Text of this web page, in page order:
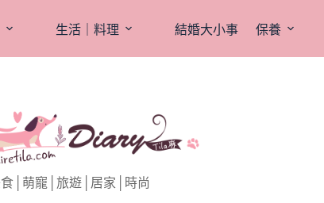
生活｜料理 結婚大小事 保養
│萌寵│旅遊│居家│時尚